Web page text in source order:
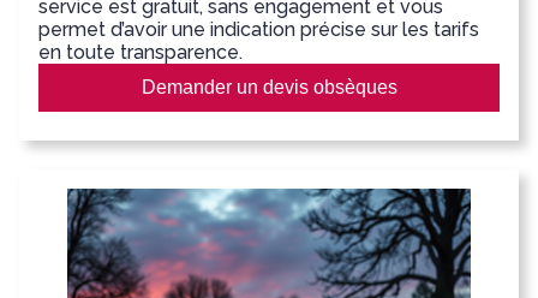
service est gratuit, sans engagement et vous
permet d’avoir une indication précise sur les tarifs
en toute transparence.
Demander un devis obsèques